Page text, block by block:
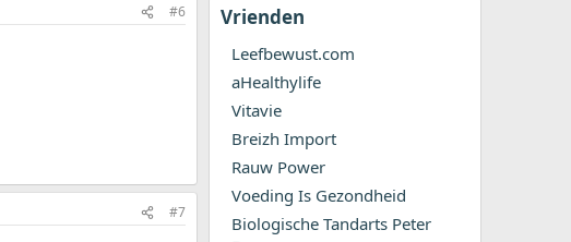
#6
#7
Vrienden
Leefbewust.com
aHealthylife
Vitavie
Breizh Import
Rauw Power
Voeding Is Gezondheid
Biologische Tandarts Peter